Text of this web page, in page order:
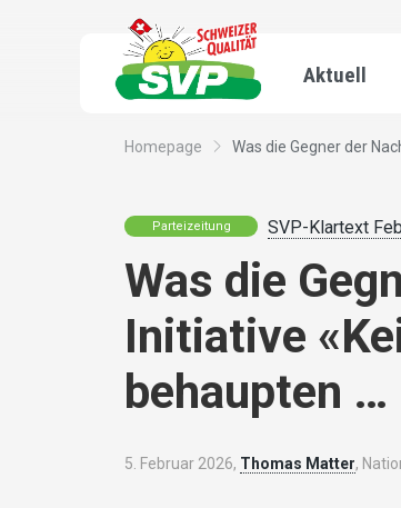
Aktuell
Homepage Was die Gegner der
Parteizeitung SVP-Klartext
Was die
Initiative
behaupten
5. Februar 2026, Thomas Matter,